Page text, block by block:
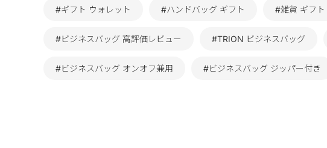
#ギフト ウォレット #ハンドバッグ ギフト #雑貨 ギフト
#ビジネスバッグ 高評価レビュー #TRION ビジネスバッグ
#ビジネスバッグ オンオフ兼用 #ビジネスバッグ ジッパー付き